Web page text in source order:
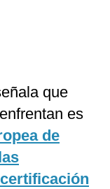
que
es
de